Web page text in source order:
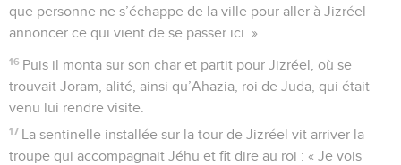
que personne ne s’échappe de la ville pour aller à Jizréel
annoncer ce qui vient de se passer ici. »
16 Puis il monta sur son char et partit pour Jizréel, où se
trouvait Joram, alité, ainsi qu’Ahazia, roi de Juda, qui était
venu lui rendre visite.
17 La sentinelle installée sur la tour de Jizréel vit arriver la
troupe qui accompagnait Jéhu et fit dire au roi : « Je vois